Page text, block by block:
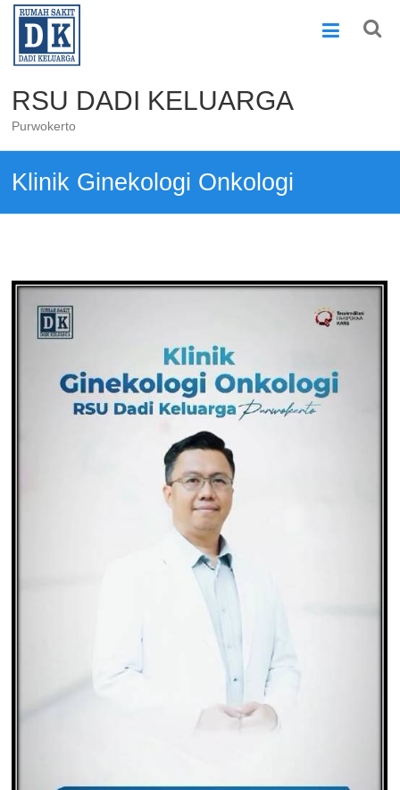
Skip
content
RSU DADI KELUARGA
Purwokerto
Klinik Ginekologi Onkologi